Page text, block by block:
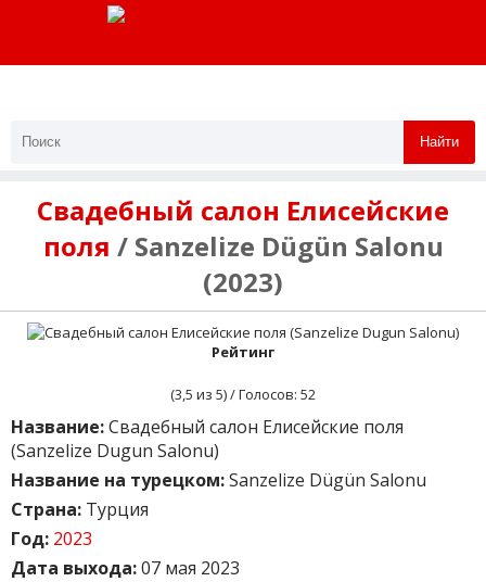
Найти
Свадебный салон Елисейские
поля / Sanzelize Dügün Salonu
(2023)
Рейтинг
(3,5 из 5) / Голосов: 52
Название:Свадебный салон Елисейские поля
(Sanzelize Dugun Salonu)
Название на турецком:Sanzelize Dügün Salonu
Страна: Турция
Год: 2023
Дата выхода:07 мая 2023